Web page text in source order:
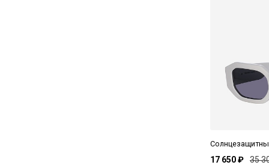
17 650 ₽ 35